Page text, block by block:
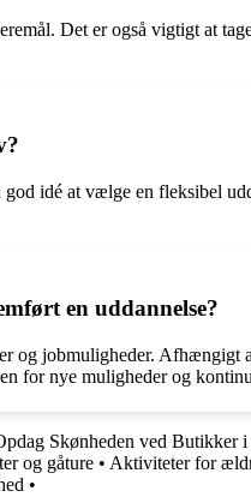
Det er også vigtigt at
idé at vælge en fleksibel
en uddannelse?
og jobmuligheder.
for nye muligheder og
Skønheden ved Butikker i
og gåture • Aktiviteter for
•